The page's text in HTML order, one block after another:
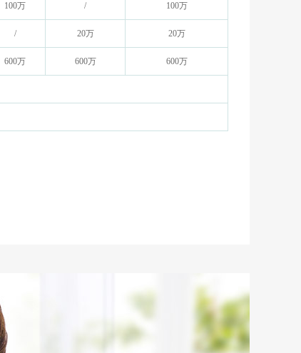
100万 / 100万
/ 20万 20万
600万 600万 600万